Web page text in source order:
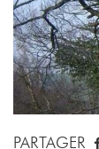
PARTAGER